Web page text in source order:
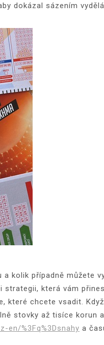
dokázal sázením
kolik případně můžete
která vám
které chcete vsadit.
stovky až tisíce korun
en/%3Fq%3Dsnahy a